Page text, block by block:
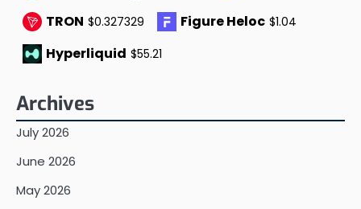
TRON $0.327329 Figure Heloc $1.04
Hyperliquid $55.21
Archives
July 2026
June 2026
May 2026